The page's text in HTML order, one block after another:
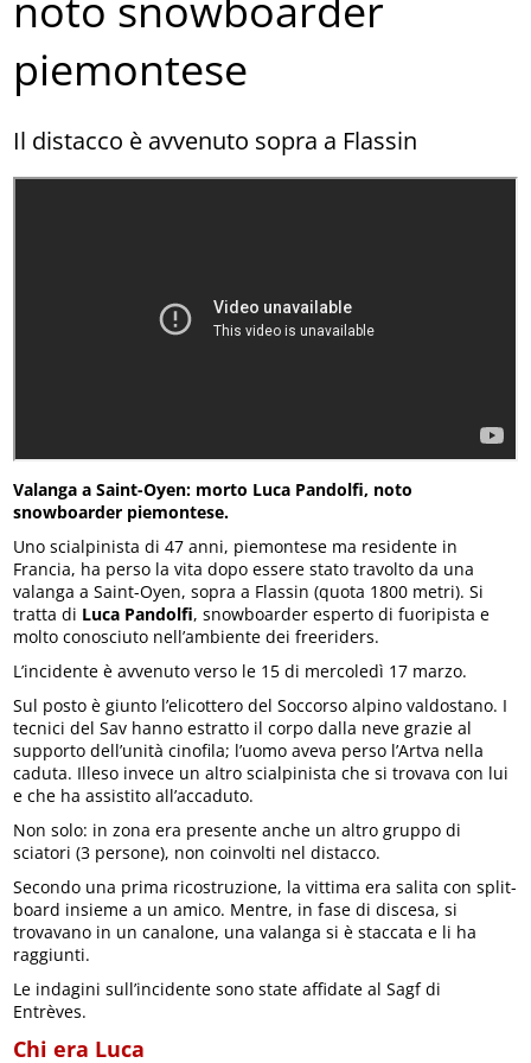
noto snowboarder
piemontese
Il distacco è avvenuto sopra a Flassin
Valanga a Saint-Oyen: morto Luca Pandolfi, noto
snowboarder piemontese.
Uno scialpinista di 47 anni, piemontese ma residente in
Francia, ha perso la vita dopo essere stato travolto da una
valanga a Saint-Oyen, sopra a Flassin (quota 1800 metri). Si
tratta di Luca Pandolfi, snowboarder esperto di fuoripista e
molto conosciuto nell’ambiente dei freeriders.
L’incidente è avvenuto verso le 15 di mercoledì 17 marzo.
Sul posto è giunto l’elicottero del Soccorso alpino valdostano. I
tecnici del Sav hanno estratto il corpo dalla neve grazie al
supporto dell’unità cinofila; l’uomo aveva perso l’Artva nella
caduta. Illeso invece un altro scialpinista che si trovava con lui
e che ha assistito all’accaduto.
Non solo: in zona era presente anche un altro gruppo di
sciatori (3 persone), non coinvolti nel distacco.
Secondo una prima ricostruzione, la vittima era salita con split-
board insieme a un amico. Mentre, in fase di discesa, si
trovavano in un canalone, una valanga si è staccata e li ha
raggiunti.
Le indagini sull’incidente sono state affidate al Sagf di
Entrèves.
Chi era Luca